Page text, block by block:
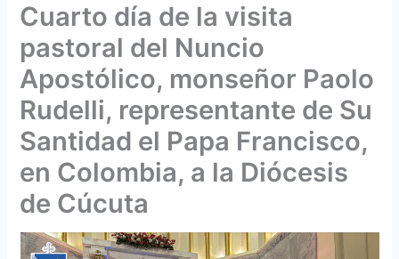
Cuarto día de la visita
pastoral del Nuncio
Apostólico, monseñor Paolo
Rudelli, representante de Su
Santidad el Papa Francisco,
en Colombia, a la Diócesis
de Cúcuta